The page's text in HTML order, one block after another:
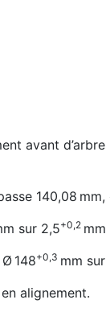
avant
140,08
sur 2,5+0,2 mm
148+0,3 mm sur
alignement.